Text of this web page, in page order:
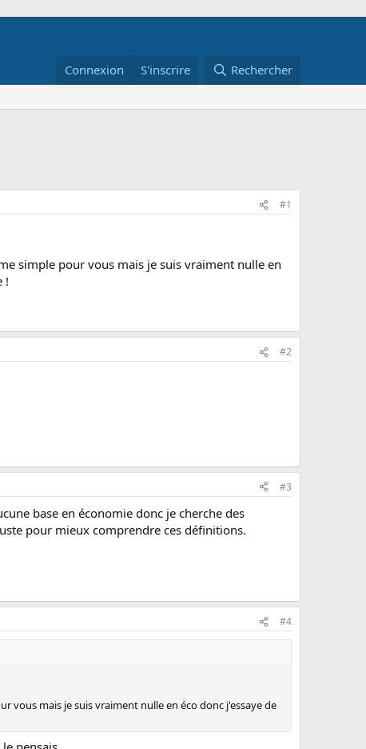
Connexion S'inscrire Rechercher
#1
simple pour vous mais je suis vraiment nulle en
!
#2
#3
base en économie donc je cherche des
pour mieux comprendre ces définitions.
#4
vous mais je suis vraiment nulle en éco donc j'essaye de